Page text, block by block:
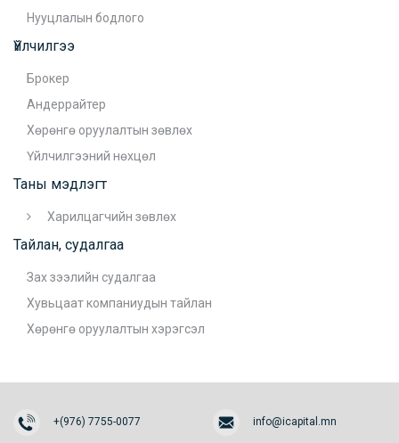
Нууцлалын бодлого
Үйлчилгээ
Брокер
Андеррайтер
Хөрөнгө оруулалтын зөвлөх
Үйлчилгээний нөхцөл
Таны мэдлэгт
Харилцагчийн зөвлөх
Тайлан, судалгаа
Зах зээлийн судалгаа
Хувьцаат компаниудын тайлан
Хөрөнгө оруулалтын хэрэгсэл
+(976) 7755-0077 info@icapital.mn